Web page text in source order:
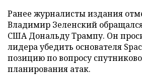
Ранее журналисты издания
Владимир Зеленский
США Дональду Трампу. Он
лидера убедить основателя
позицию по вопросу
планирования атак.